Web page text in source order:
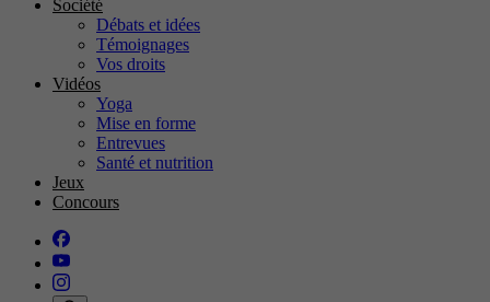
Société
Débats et idées
Témoignages
Vos droits
Vidéos
Yoga
Mise en forme
Entrevues
Santé et nutrition
Jeux
Concours